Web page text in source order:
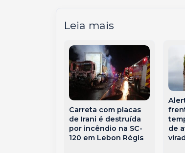
Leia mais
Carreta com placas
de Irani é destruída
por incêndio na SC-
120 em Lebon Régis
de